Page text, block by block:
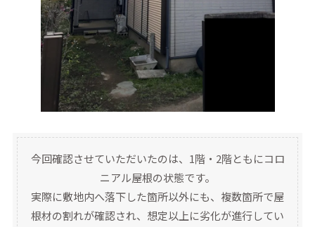
今回確認させていただいたのは、1階・2階ともにコロ
ニアル屋根の状態です。
実際に敷地内へ落下した箇所以外にも、複数箇所で屋
根材の割れが確認され、想定以上に劣化が進行してい